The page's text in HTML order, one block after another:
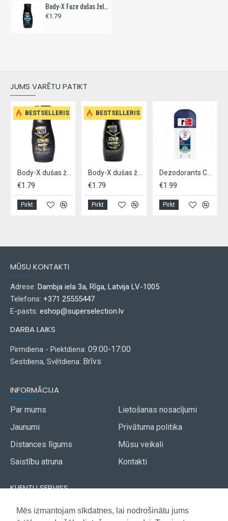
Mēs izmantojam sīkdatnes, lai nodrošinātu jums
Body-X Fuze dušas želeja/šampūns 300 ml
€1.79
JUMS VARĒTU PATIKT
BESTSELLERIS
Body-X dušas želeja/šampūns "Fuze" 300 ml
€1.79
Pirkt
BESTSELLERIS
€1.79
Pirkt
Dezodorants CD vīriešiem 40ml – Cool Freshness
€1.99
Pirkt
MŪSU KONTAKTI
Adrese: Dambja iela 3a, Rīga, Latvija LV-1005
Telefons: +371 25555447
E-pasts: eshop@superselection.lv
DARBA LAIKS
Pirmdiena - Piektdiena: 09:00-17:00
Sestdiena, Svētdiena: Brīvs
INFORMĀCIJA
Par mums
Jaunumi
Distances līgums
Saistību atruna
Lietošanas nosacījumi
Privātuma politika
Mūsu veikali
Kontakti
KLIENTU SERVISS
Piegāde
Akcijas avīze